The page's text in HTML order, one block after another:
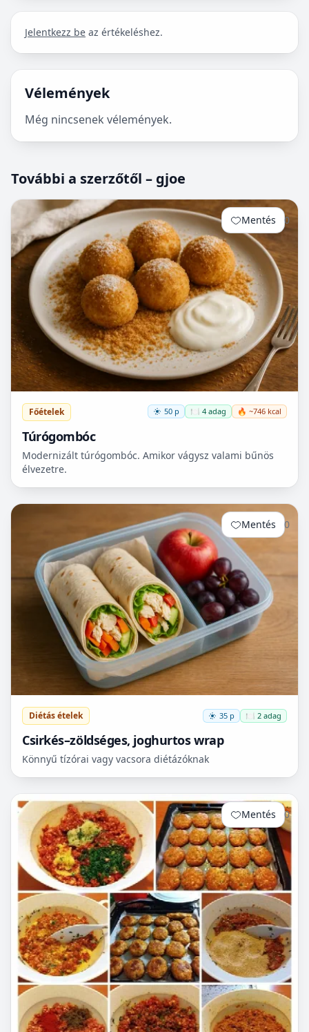
Jelentkezz be az értékeléshez.
Vélemények
Még nincsenek vélemények.
További a szerzőtől – gjoe
Mentés 0
Főételek 50 p 🍽️ 4 adag 🔥 ~746 kcal
Túrógombóc
Modernizált túrógombóc. Amikor vágysz valami bűnös
élvezetre.
Mentés 0
Diétás ételek 35 p 🍽️ 2 adag
Csirkés–zöldséges, joghurtos wrap
Könnyű tízórai vagy vacsora diétázóknak
Mentés 0